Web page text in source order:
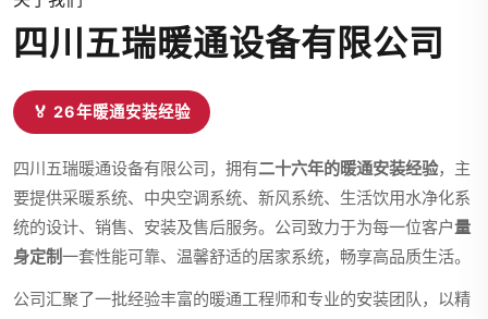
四川五瑞暖通设备有限公司
🏅 26年暖通安装经验
四川五瑞暖通设备有限公司，拥有二十六年的暖通安装经验，主
要提供采暖系统、中央空调系统、新风系统、生活饮用水净化系
统的设计、销售、安装及售后服务。公司致力于为每一位客户量
身定制一套性能可靠、温馨舒适的居家系统，畅享高品质生活。
公司汇聚了一批经验丰富的暖通工程师和专业的安装团队，以精